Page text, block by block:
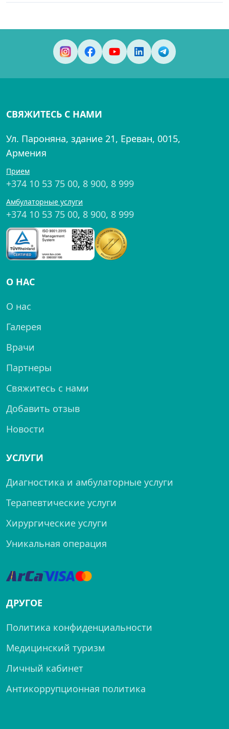
СВЯЖИТЕСЬ С НАМИ
Ул. Пароняна, здание 21, Ереван, 0015,
Армения
Прием
+374 10 53 75 00, 8 900, 8 999
Амбулаторные услуги
+374 10 53 75 00, 8 900, 8 999
О НАС
О нас
Галерея
Врачи
Партнеры
Свяжитесь с нами
Добавить отзыв
Новости
УСЛУГИ
Диагностика и амбулаторные услуги
Терапевтические услуги
Хирургические услуги
Уникальная операция
ДРУГОЕ
Политика конфиденциальности
Медицинский туризм
Личный кабинет
Антикоррупционная политика